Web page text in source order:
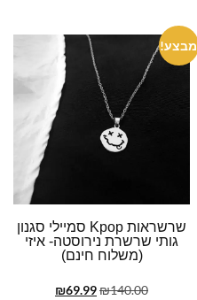
מבצע!
שרשראות Kpop סמיילי סגנון
גותי שרשרת נירוסטה- איזי
(משלוח חינם)
₪140.00
₪69.99